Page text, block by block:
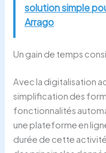
solution simple
Arrago
Un gain de temps
Avec la digitalisation
simplification des
fonctionnalités
une plateforme en
durée de cette